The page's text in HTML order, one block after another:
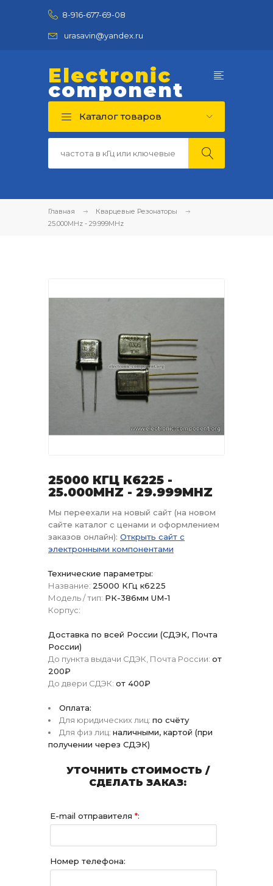
8-916-677-69-08
urasavin@yandex.ru
Electronic
component
Каталог товаров
Главная
Кварцевые Резонаторы
25.000MHz - 29.999MHz
25000 КГЦ К6225 -
25.000MHZ - 29.999MHZ
Мы переехали на новый сайт (на новом
сайте каталог с ценами и оформлением
заказов онлайн): Открыть сайт с
электронными компонентами
Технические параметры:
Название: 25000 КГц к6225
Модель / тип: РК-386мм UM-1
Корпус:
Доставка по всей России (СДЭК, Почта
России)
До пункта выдачи СДЭК, Почта России: от
200₽
До двери СДЭК: от 400₽
Оплата:
Для юридических лиц: по счёту
Для физ лиц: наличными, картой (при
получении через СДЭК)
УТОЧНИТЬ СТОИМОСТЬ /
СДЕЛАТЬ ЗАКАЗ:
E-mail отправителя *:
Номер телефона: